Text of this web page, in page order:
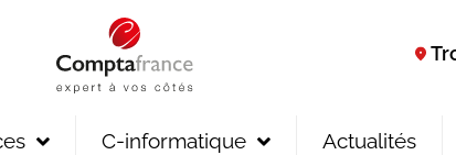
C-informatique Actualités